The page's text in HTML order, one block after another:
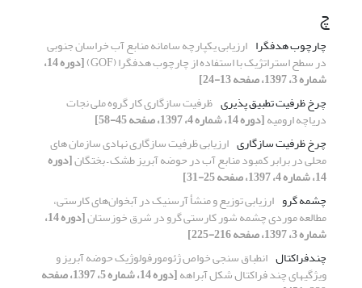
چ
چارچوب هدفگرا ارزیابی یکپارچه سامانه منابع آب خراسان جنوبی
در سطح استراتژیک با استفاده از چارچوب هدفگرا (GOF) [دوره 14،
شماره 3، 1397، صفحه 13-24]
چرخ ظرفیت تطبیق پذیری ظرفیت سازگاری کار گروه ملی نجات
دریاچه ارومیه[دوره 14، شماره 4، 1397، صفحه 45-58]
چرخ ظرفیت سازگاری ارزیابی ظرفیت سازگاری نهادی سازمان های
محلی در برابر کمبود منابع آب در حوضه آبریز طشک – بختگان[دوره
14، شماره 4، 1397، صفحه 25-31]
چشمه گرو ارزیابی توزیع و منشأ آرسنیک در آبخوان‌های کارستی،
مطالعه موردی چشمه شور کارستی گرو در شرق خوزستان [دوره 14،
شماره 3، 1397، صفحه 216-225]
چندفراکتال انطباق سنجی خواص ژئومورفولوژیک حوضه آبریز و
ویژگیهای چند فراکتال شکل آبراهه [دوره 14، شماره 5، 1397، صفحه